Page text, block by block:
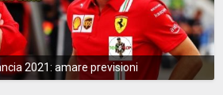
2021: amare previsioni